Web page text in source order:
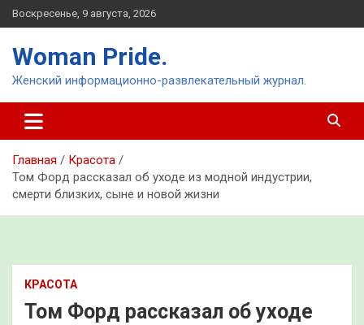
Перейти
к
Воскресенье, 9 августа, 2026
Woman Pride.
Женский информационно-развлекательный журнал.
Главная
Красота
Том Форд рассказал об уходе из модной индустрии,
смерти близких, сыне и новой жизни
КРАСОТА
Том Форд рассказал об уходе